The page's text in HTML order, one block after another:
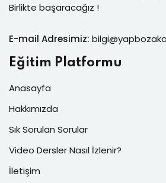
Birlikte başaracağız !
E-mail Adresimiz:
Eğitim Platformu
Anasayfa
Hakkımızda
Sık Sorulan Sorular
Video Dersler Nasıl İzlenir?
İletişim